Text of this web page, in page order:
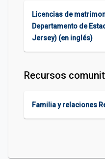
Licencias de
Departamento de
Jersey) (en inglés)
Recursos
Familia y relaciones